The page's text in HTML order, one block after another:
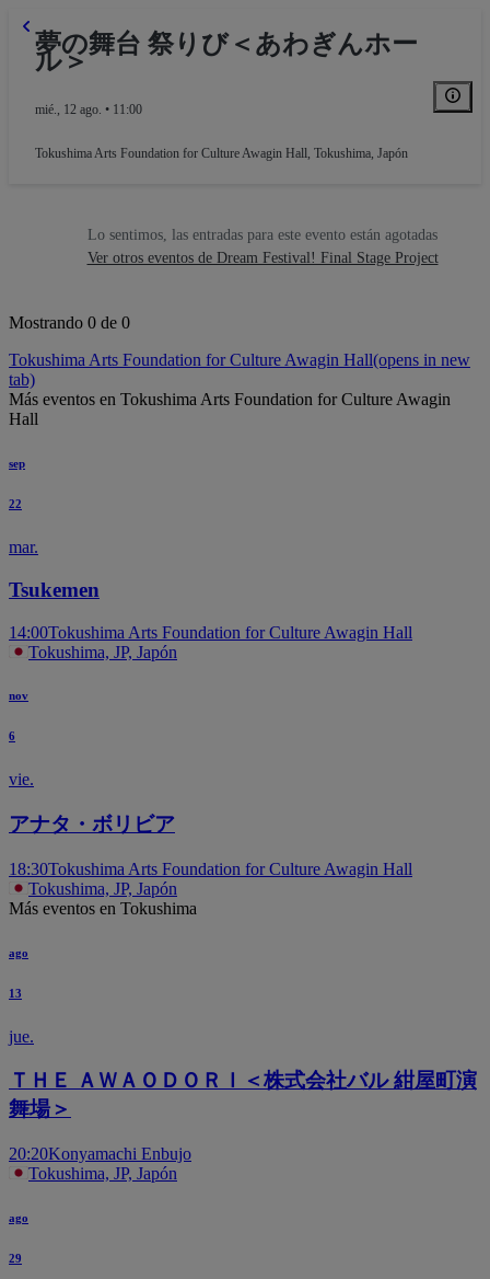
夢の舞台 祭りび＜あわぎんホー
ル＞
mié., 12 ago. • 11:00
Tokushima Arts Foundation for Culture Awagin Hall, Tokushima, Japón
Lo sentimos, las entradas para este evento están agotadas
Ver otros eventos de Dream Festival! Final Stage Project
Mostrando 0 de 0
Tokushima Arts Foundation for Culture Awagin Hall(opens in new
tab)
Más eventos en Tokushima Arts Foundation for Culture Awagin
Hall
sep
22
mar.
Tsukemen
14:00Tokushima Arts Foundation for Culture Awagin Hall
Tokushima, JP, Japón
nov
6
vie.
アナタ・ボリビア
18:30Tokushima Arts Foundation for Culture Awagin Hall
Tokushima, JP, Japón
Más eventos en Tokushima
ago
13
jue.
ＴＨＥ ＡＷＡＯＤＯＲＩ＜株式会社バル 紺屋町演
舞場＞
20:20Konyamachi Enbujo
Tokushima, JP, Japón
ago
29